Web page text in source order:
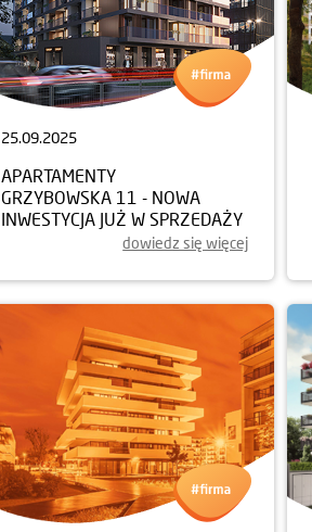
25.09.2025
APARTAMENTY
GRZYBOWSKA 11 - NOWA
INWESTYCJA JUŻ W SPRZEDAŻY
dowiedz się więcej